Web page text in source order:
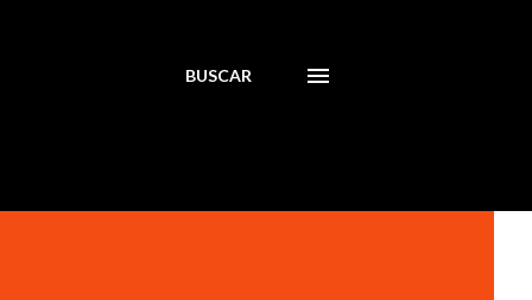
BUSCAR